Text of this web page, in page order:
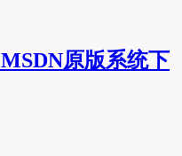
MSDN原版系统下